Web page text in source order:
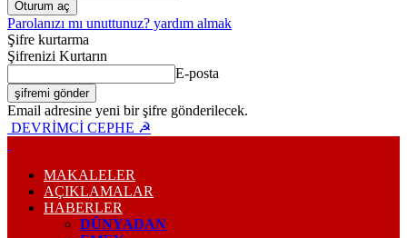
Parolanızı mı unuttunuz? yardım almak
Şifre kurtarma
Şifrenizi Kurtarın
E-posta
Email adresine yeni bir şifre gönderilecek.
DEVRİMCİ CEPHE ☭
MAKALELER
AÇIKLAMALAR
HABERLER
DÜNYADAN